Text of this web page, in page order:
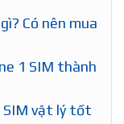
thứ cần
Hai Sim
Nam có dùng